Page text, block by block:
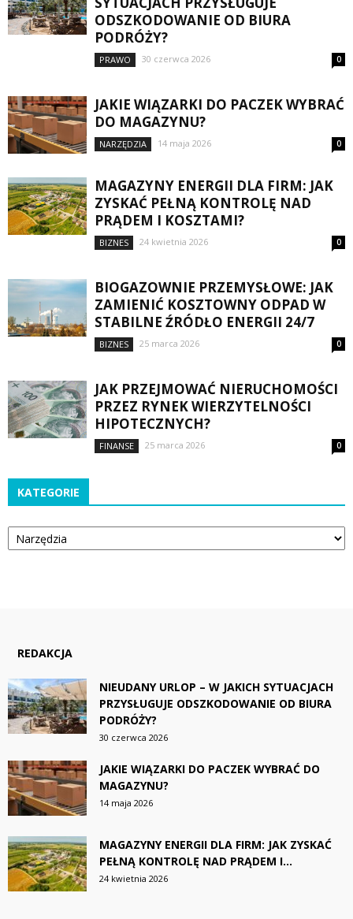
ODSZKODOWANIE OD BIURA
PODRÓŻY?
PRAWO 30 czerwca 2026 0
JAKIE WIĄZARKI DO PACZEK WYBRAĆ
DO MAGAZYNU?
NARZĘDZIA 14 maja 2026 0
MAGAZYNY ENERGII DLA FIRM: JAK
ZYSKAĆ PEŁNĄ KONTROLĘ NAD
PRĄDEM I KOSZTAMI?
BIZNES 24 kwietnia 2026 0
BIOGAZOWNIE PRZEMYSŁOWE: JAK
ZAMIENIĆ KOSZTOWNY ODPAD W
STABILNE ŹRÓDŁO ENERGII 24/7
BIZNES 25 marca 2026 0
JAK PRZEJMOWAĆ NIERUCHOMOŚCI
PRZEZ RYNEK WIERZYTELNOŚCI
HIPOTECZNYCH?
FINANSE 25 marca 2026 0
KATEGORIE
Kategorie
REDAKCJA
NIEUDANY URLOP – W JAKICH SYTUACJACH
PRZYSŁUGUJE ODSZKODOWANIE OD BIURA
PODRÓŻY?
30 czerwca 2026
JAKIE WIĄZARKI DO PACZEK WYBRAĆ DO
MAGAZYNU?
14 maja 2026
MAGAZYNY ENERGII DLA FIRM: JAK ZYSKAĆ
PEŁNĄ KONTROLĘ NAD PRĄDEM I...
24 kwietnia 2026